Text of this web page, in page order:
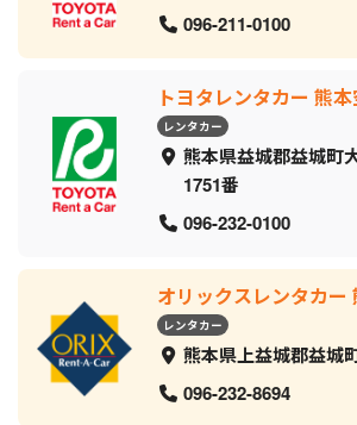
096-211-0100
トヨタレンタカー 熊
レンタカー
熊本県益城郡益城町
1751番
096-232-0100
オリックスレンタカー
レンタカー
熊本県上益城郡益城
096-232-8694